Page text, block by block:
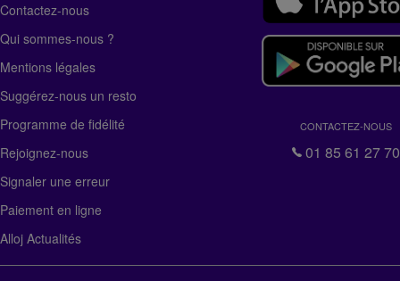
Contactez-nous
Qui sommes-nous ?
Mentions légales
Suggérez-nous un resto
Programme de fidélité
Rejoignez-nous
Signaler une erreur
Paiement en ligne
Alloj Actualités
CONTACTEZ-NOUS
01 85 61 27 70